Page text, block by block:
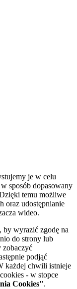
je w celu
sposób dopasowany
temu możliwe
oraz udostępnianie
wideo.
, by wyrazić zgodę na
do strony lub
zobaczyć
podjąć
każdej chwili istnieje
- w stopce
Cookies".